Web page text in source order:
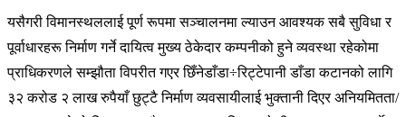
यसैगरी विमानस्थललाई पूर्ण रूपमा सञ्चालनमा ल्याउन आवश्यक सबै सुविधा र
पूर्वाधारहरू निर्माण गर्ने दायित्व मुख्य ठेकेदार कम्पनीको हुने व्यवस्था रहेकोमा
प्राधिकरणले सम्झौता विपरीत गएर छिँनेडाँडा÷रिट्टेपानी डाँडा कटानको लागि
३२ करोड २ लाख रुपैयाँ छुट्टै निर्माण व्यवसायीलाई भुक्तानी दिएर अनियमितता/